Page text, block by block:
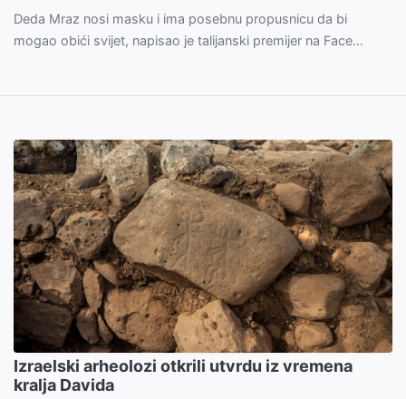
Deda Mraz nosi masku i ima posebnu propusnicu da bi
mogao obići svijet, napisao je talijanski premijer na Face...
Izraelski arheolozi otkrili utvrdu iz vremena
kralja Davida